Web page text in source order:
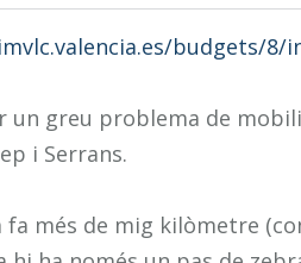
budgets/8/
un greu problema de
i Serrans.
fa més de mig kilòmetre